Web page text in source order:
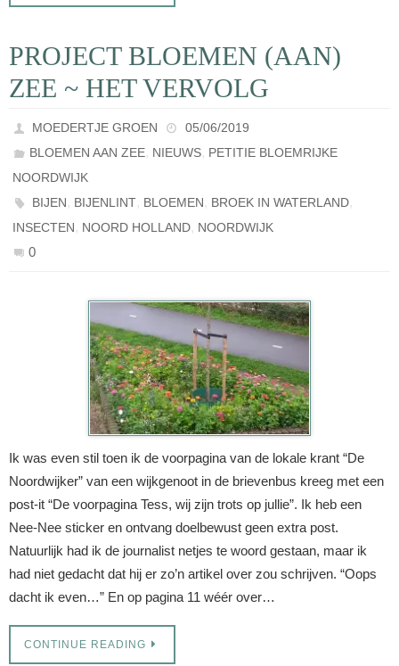
PROJECT BLOEMEN (AAN)
ZEE ~ HET VERVOLG
MOEDERTJE GROEN
05/06/2019
BLOEMEN AAN ZEE, NIEUWS, PETITIE BLOEMRIJKE
NOORDWIJK
BIJEN, BIJENLINT, BLOEMEN, BROEK IN WATERLAND,
INSECTEN, NOORD HOLLAND, NOORDWIJK
0
Ik was even stil toen ik de voorpagina van de lokale krant “De
Noordwijker” van een wijkgenoot in de brievenbus kreeg met een
post-it “De voorpagina Tess, wij zijn trots op jullie”. Ik heb een
Nee-Nee sticker en ontvang doelbewust geen extra post.
Natuurlijk had ik de journalist netjes te woord gestaan, maar ik
had niet gedacht dat hij er zo’n artikel over zou schrijven. “Oops
dacht ik even…” En op pagina 11 wéér over…
CONTINUE READING